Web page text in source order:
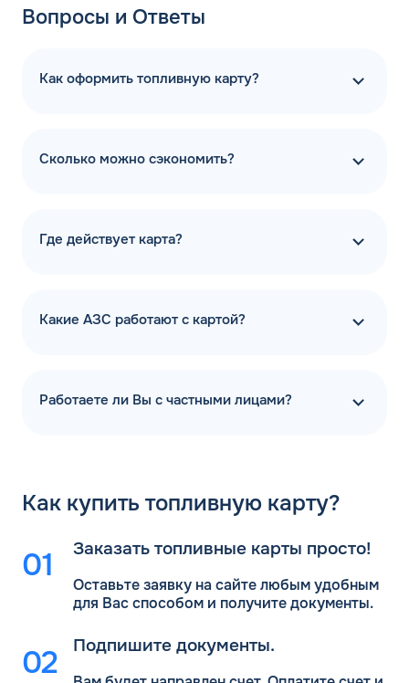
Вопросы и Ответы
Как оформить топливную карту?
Сколько можно сэкономить?
Где действует карта?
Какие АЗС работают с картой?
Работаете ли Вы с частными лицами?
Как купить топливную карту?
Заказать топливные карты просто!
Оставьте заявку на сайте любым удобным
для Васспособом и получите документы.
Подпишите документы.